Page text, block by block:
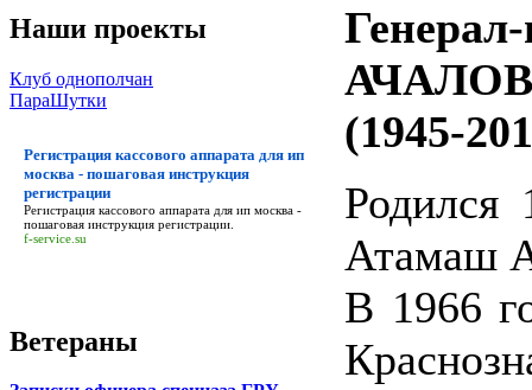
Наши проекты
Клуб однополчан
ПараШутки
Регистрация кассового аппарата для ип
москва - пошаговая инструкция
регистрации
Регистрация кассового аппарата для ип москва -
пошаговая инструкция регистрации.
f-service.su
Ветераны
АЧАЛОВ
(1945-
Родился
Атамаш
В 1966